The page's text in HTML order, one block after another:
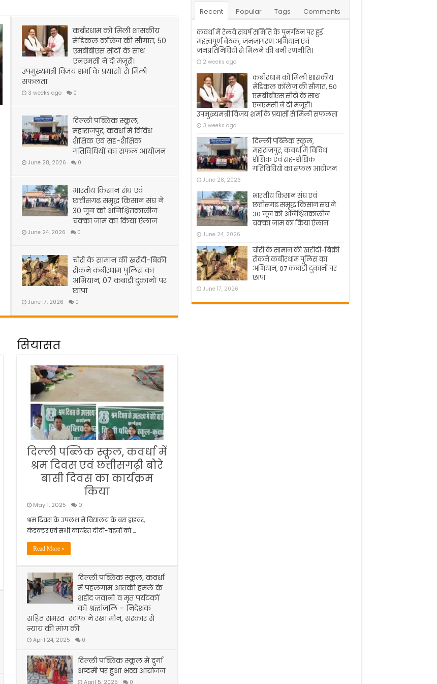
कबीरधाम को मिली शासकीय
मेडिकल कॉलेज की सौगात, 50
एमबीबीएस सीटों के साथ
एनएमसी ने दी मंजूरी।
उपमुख्यमंत्री विजय शर्मा के प्रयासों से मिली
सफलता
3 weeks ago 0
दिल्ली पब्लिक स्कूल,
महाराजपुर, कवर्धा में विविध
शैक्षिक एवं सह-शैक्षिक
गतिविधियों का सफल आयोजन
June 28, 2026 0
भारतीय किसान संघ एवं
छत्तीसगढ़ समृद्ध किसान संघ ने
30 जून को अनिश्चितकालीन
चक्का जाम का किया ऐलान
June 24, 2026 0
चोरी के सामान की खरीदी-बिक्री
रोकने कबीरधाम पुलिस का
अभियान, 07 कबाड़ी दुकानों पर
छापा
June 17, 2026 0
सियासत
दिल्ली पब्लिक स्कूल, कवर्धा में
श्रम दिवस एवं छत्तीसगढ़ी बोरे
बासी दिवस का कार्यक्रम
किया
May 1, 2025 0
श्रम दिवस के उपलक्ष मे विद्यालय के बस ड्राइवर,
कंडक्टर एवं सभी कार्यरत दीदी-बहनों को …
Read More »
दिल्ली पब्लिक स्कूल, कवर्धा
में पहलगाम आतंकी हमले के
शहीद जवानों व मृत पर्यटकों
को श्रद्धांजलि – निदेशक
सहित समस्त स्टाफ ने रखा मौन, सरकार से
न्याय की मांग की
April 24, 2025 0
दिल्ली पब्लिक स्कूल में दुर्गा
अष्टमी पर हुआ भव्य आयोजन
April 5, 2025 0
Recent Popular Tags Comments
कवर्धा में रेलवे संघर्ष समिति के पुनर्गठन पर हुई
महत्वपूर्ण बैठक, जनजागरण अभियान एवं
जनप्रतिनिधियों से मिलने की बनी रणनीति।
2 weeks ago
कबीरधाम को मिली शासकीय
मेडिकल कॉलेज की सौगात, 50
एमबीबीएस सीटों के साथ
एनएमसी ने दी मंजूरी।
उपमुख्यमंत्री विजय शर्मा के प्रयासों से मिली सफलता
3 weeks ago
दिल्ली पब्लिक स्कूल,
महाराजपुर, कवर्धा में विविध
शैक्षिक एवं सह-शैक्षिक
गतिविधियों का सफल आयोजन
June 28, 2026
भारतीय किसान संघ एवं
छत्तीसगढ़ समृद्ध किसान संघ ने
30 जून को अनिश्चितकालीन
चक्का जाम का किया ऐलान
June 24, 2026
चोरी के सामान की खरीदी-बिक्री
रोकने कबीरधाम पुलिस का
अभियान, 07 कबाड़ी दुकानों पर
छापा
June 17, 2026